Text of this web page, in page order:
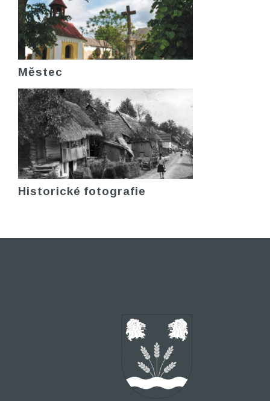
Městec
Historické fotografie